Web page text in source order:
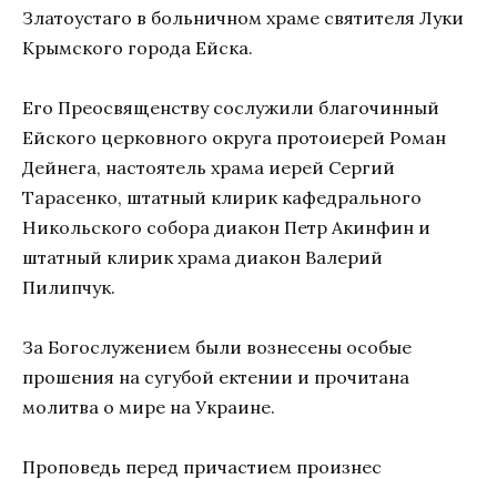
Златоустаго в больничном храме святителя Луки
Крымского города Ейска.
Его Преосвященству сослужили благочинный
Ейского церковного округа протоиерей Роман
Дейнега, настоятель храма иерей Сергий
Тарасенко, штатный клирик кафедрального
Никольского собора диакон Петр Акинфин и
штатный клирик храма диакон Валерий
Пилипчук.
За Богослужением были вознесены особые
прошения на сугубой ектении и прочитана
молитва о мире на Украине.
Проповедь перед причастием произнес